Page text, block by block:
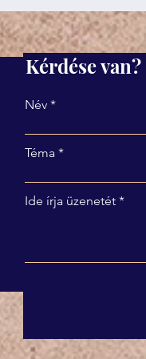
Kérdése van?
Név
Téma
Ide írja üzenetét